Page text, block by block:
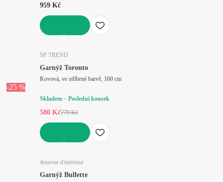
959 Kč
-25 %
SP TREND
Garnýž Toronto
Kovová, ve stříbrné barvě, 160 cm
Skladem Poslední kousek
580 Kč779 Kč
douceur d'intérieur
Garnýž Bullette